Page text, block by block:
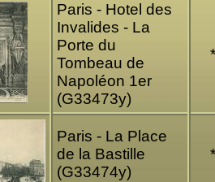
Paris - Hotel des
Invalides - La
Porte du
Tombeau de
Napoléon 1er
(G33473y)
*
Paris - La Place
de la Bastille
(G33474y)
*